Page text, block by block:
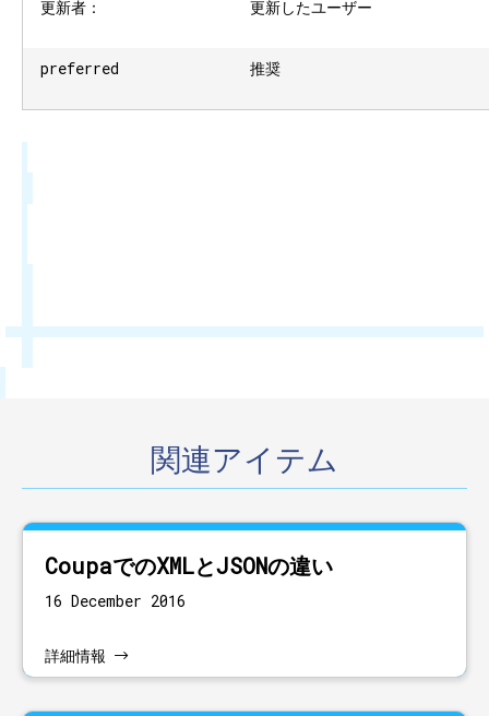
更新者：
更新したユーザー
preferred 推奨
関連アイテム
CoupaでのXMLとJSONの違い
16 December 2016
詳細情報